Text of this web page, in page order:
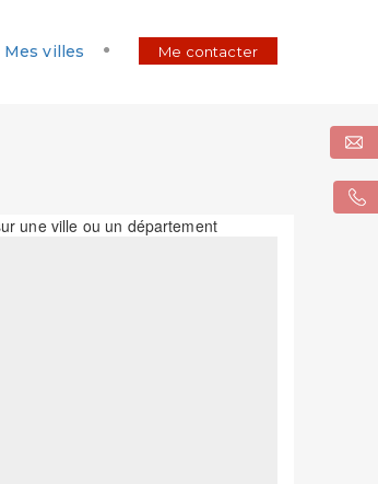
Mes villes Me contacter
une ville ou un département